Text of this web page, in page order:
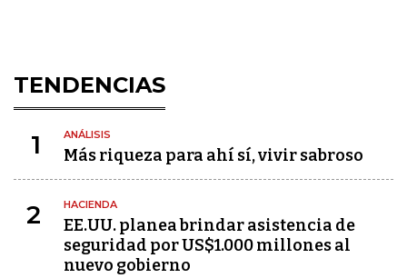
TENDENCIAS
1 ANÁLISIS
Más riqueza para ahí sí, vivir sabroso
2 HACIENDA
EE.UU. planea brindar asistencia de
seguridad por US$1.000 millones al
nuevo gobierno